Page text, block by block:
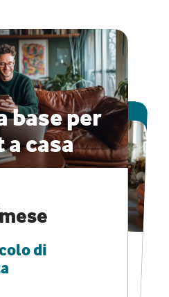
base per
casa
di
ONLINE
veloce e
speciali
+ VODAFONE CLUB